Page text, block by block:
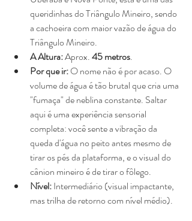
queridinhas do Triângulo Mineiro, sendo
a cachoeira com maior vazão de água do
Triângulo Mineiro.
A Altura: Aprox. 45 metros.
Por que ir: O nome não é por acaso. O
volume de água é tão brutal que cria uma
"fumaça" de neblina constante. Saltar
aqui é uma experiência sensorial
completa: você sente a vibração da
queda d'água no peito antes mesmo de
tirar os pés da plataforma, e o visual do
cânion mineiro é de tirar o fôlego.
Nível: Intermediário (visual impactante,
mas trilha de retorno com nível médio).